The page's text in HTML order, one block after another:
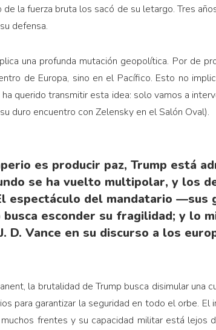
la fuerza bruta los sacó de su letargo. Tres
defensa.
una profunda mutación geopolítica. Por de
de Europa, sino en el Pacífico. Esto no
ha querido transmitir esta idea: solo vamos a
duro encuentro con Zelensky en el Salón Oval).
es producir paz, Trump está
se ha vuelto multipolar, y los
espectáculo del mandatario —sus
esconder su fragilidad; y lo
D. Vance en su discurso a los
la brutalidad de Trump busca disimular una
para garantizar la seguridad en todo el orbe. El
frentes y su capacidad militar está lejos